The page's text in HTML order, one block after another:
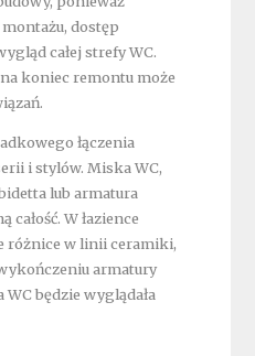
dostęp
całej strefy WC.
koniec remontu może
łączenia
i stylów. Miska WC,
lub armatura
W łazience
różnice w linii ceramiki,
armatury
będzie wyglądała